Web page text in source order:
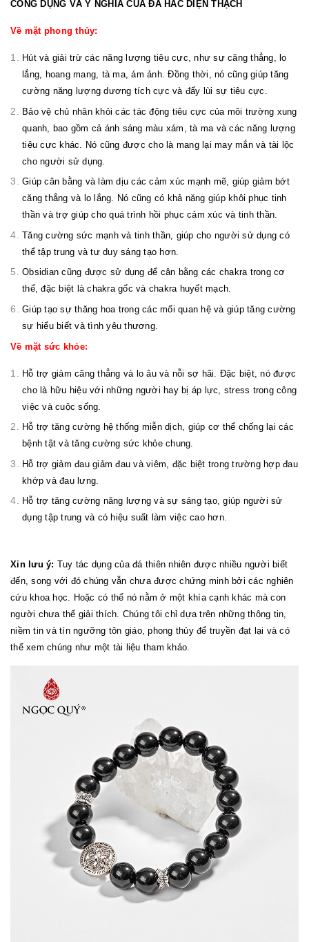
CÔNG DỤNG VÀ Ý NGHĨA CỦA ĐÁ HẮC DIỆN THẠCH
Về mặt phong thủy:
Hút và giải trừ các năng lượng tiêu cực, như sự căng thẳng, lo
lắng, hoang mang, tà ma, ám ảnh. Đồng thời, nó cũng giúp tăng
cường năng lượng dương tích cực và đẩy lùi sự tiêu cực.
Bảo vệ chủ nhân khỏi các tác động tiêu cực của môi trường xung
quanh, bao gồm cả ánh sáng màu xám, tà ma và các năng lượng
tiêu cực khác. Nó cũng được cho là mang lại may mắn và tài lộc
cho người sử dụng.
Giúp cân bằng và làm dịu các cảm xúc mạnh mẽ, giúp giảm bớt
căng thẳng và lo lắng. Nó cũng có khả năng giúp khôi phục tinh
thần và trợ giúp cho quá trình hồi phục cảm xúc và tinh thần.
Tăng cường sức mạnh và tinh thần, giúp cho người sử dụng có
thể tập trung và tư duy sáng tạo hơn.
Obsidian cũng được sử dụng để cân bằng các chakra trong cơ
thể, đặc biệt là chakra gốc và chakra huyết mạch.
Giúp tạo sự thăng hoa trong các mối quan hệ và giúp tăng cường
sự hiểu biết và tình yêu thương.
Về mặt sức khỏe:
Hỗ trợ giảm căng thẳng và lo âu và nỗi sợ hãi. Đặc biệt, nó được
cho là hữu hiệu với những người hay bị áp lực, stress trong công
việc và cuộc sống.
Hỗ trợ tăng cường hệ thống miễn dịch, giúp cơ thể chống lại các
bệnh tật và tăng cường sức khỏe chung.
Hỗ trợ giảm đau giảm đau và viêm, đặc biệt trong trường hợp đau
khớp và đau lưng.
Hỗ trợ tăng cường năng lượng và sự sáng tạo, giúp người sử
dụng tập trung và có hiệu suất làm việc cao hơn.
Xin lưu ý: Tuy tác dụng của đá thiên nhiên được nhiều người biết
đến, song với đó chúng vẫn chưa được chứng minh bởi các nghiên
cứu khoa học. Hoặc có thể nó nằm ở một khía cạnh khác mà con
người chưa thể giải thích. Chúng tôi chỉ dựa trên những thông tin,
niềm tin và tín ngưỡng tôn giáo, phong thủy để truyền đạt lại và có
thể xem chúng như một tài liệu tham khảo.